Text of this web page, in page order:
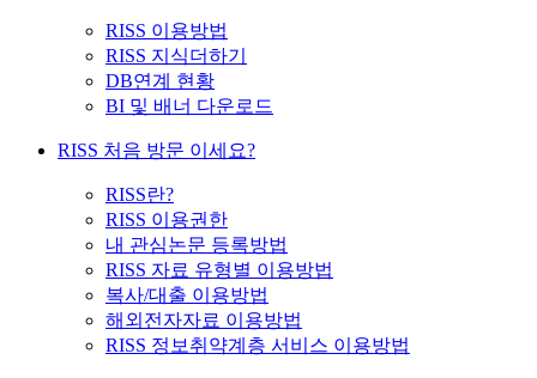
RISS 이용방법
RISS 지식더하기
DB연계 현황
BI 및 배너 다운로드
RISS 처음 방문 이세요?
RISS란?
RISS 이용권한
내 관심논문 등록방법
RISS 자료 유형별 이용방법
복사/대출 이용방법
해외전자자료 이용방법
RISS 정보취약계층 서비스 이용방법